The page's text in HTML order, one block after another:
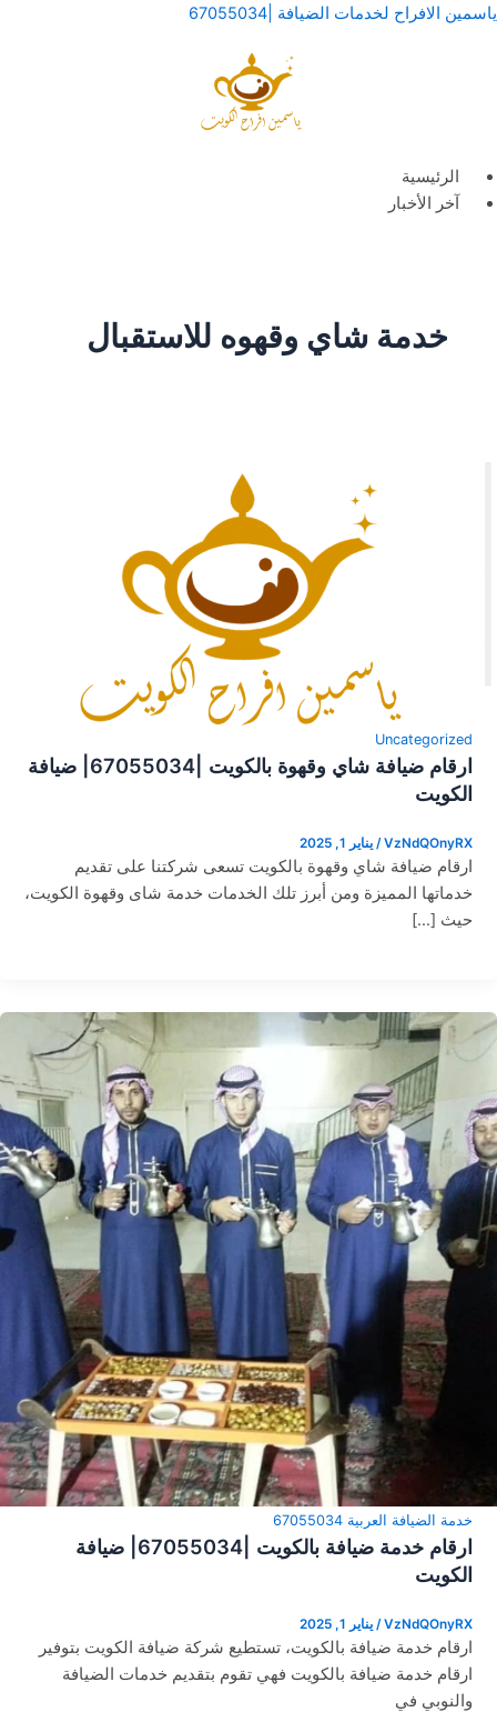
تخطي
ياسمين الافراح لخدمات الضيافة |67055034
القائمة
الرئيسية
آخر الأخبار
خدمة شاي وقهوه للاستقبال
Uncategorized
ارقام ضيافة شاي وقهوة بالكويت |67055034| ضيافة
الكويت
VzNdQOnyRX
/ يناير 1, 2025
ارقام ضيافة شاي وقهوة بالكويت تسعى شركتنا على تقديم
خدماتها المميزة ومن أبرز تلك الخدمات خدمة شاى وقهوة الكويت،
حيث […]
خدمة الضيافة العربية 67055034
ارقام خدمة ضيافة بالكويت |67055034| ضيافة
الكويت
VzNdQOnyRX
/ يناير 1, 2025
ارقام خدمة ضيافة بالكويت، تستطيع شركة ضيافة الكويت بتوفير
ارقام خدمة ضيافة بالكويت فهي تقوم بتقديم خدمات الضيافة
والنوبي في
القائمة